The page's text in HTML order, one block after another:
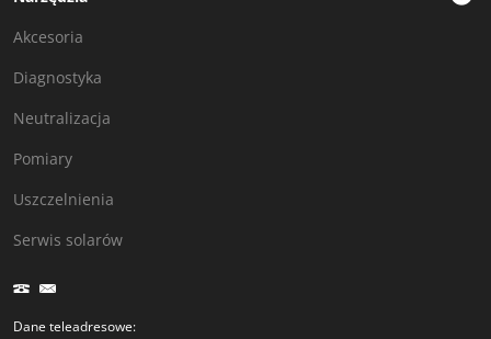
Akcesoria
Diagnostyka
Neutralizacja
Pomiary
Uszczelnienia
Serwis solarów
Dane teleadresowe: